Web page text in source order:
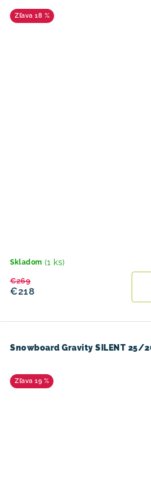
18 %
Skladom (1 ks)
€218
€269
Snowboard Gravity SILENT 25/
19 %